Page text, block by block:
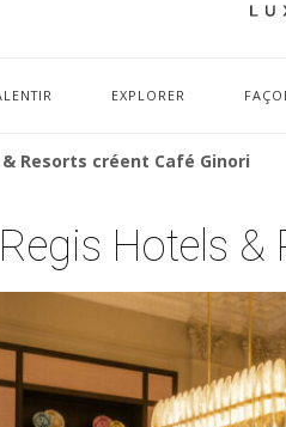
EXPLORER
Resorts créent Café Ginori
Hotels